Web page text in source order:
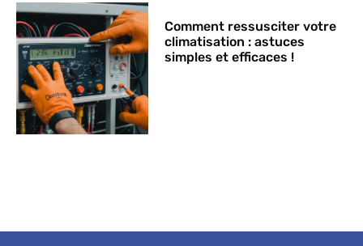
Comment ressusciter votre
climatisation : astuces
simples et efficaces !